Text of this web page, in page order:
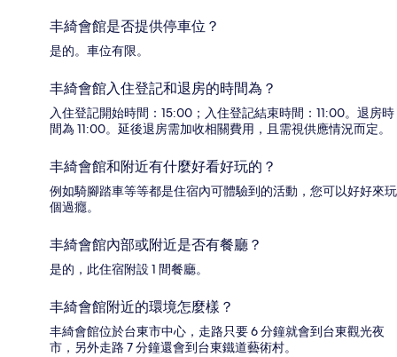
丰綺會館是否提供停車位？
是的。車位有限。
丰綺會館入住登記和退房的時間為？
入住登記開始時間：15:00；入住登記結束時間：11:00。退房時
間為 11:00。延後退房需加收相關費用，且需視供應情況而定。
丰綺會館和附近有什麼好看好玩的？
例如騎腳踏車等等都是住宿內可體驗到的活動，您可以好好來玩
個過癮。
丰綺會館內部或附近是否有餐廳？
是的，此住宿附設 1 間餐廳。
丰綺會館附近的環境怎麼樣？
丰綺會館位於台東市中心，走路只要 6 分鐘就會到台東觀光夜
市，另外走路 7 分鐘還會到台東鐵道藝術村。